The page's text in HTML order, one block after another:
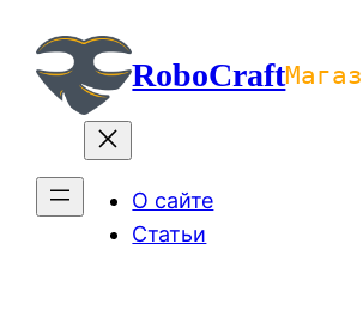
содержимомуRoboCraft
О сайте
Статьи